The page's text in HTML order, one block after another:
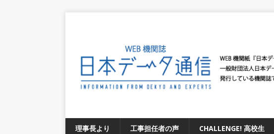
理事長より 工事担任者の声 CHALLENGE! 高校生